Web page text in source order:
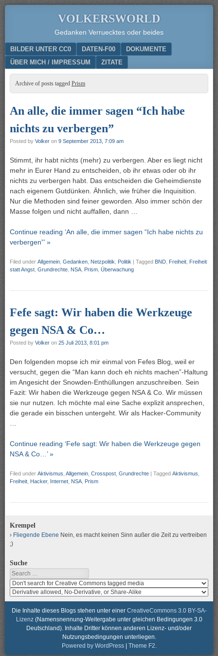
VOLKERSWORLD
Gedanken Verruecktes oder beides
Menu
SKIP TO CONTENT
BILDER UNTER CC0 DATEN-F00
DOKUMENTE
ÜBER MICH / IMPRESSUM
ZITATE
Archive of posts tagged Prism
An alle, die immer sagen “Ich habe
nichts zu verbergen”
Posted by Volker on 9 September 2013, 7:09 am
Stimmt, ihr habt nichts (mehr) zu verbergen. Aber es liegt nicht
mehr in Eurer Hand zu entscheiden, ob ihr etwas oder ob ihr
nichts zu verbergen habt. Das entscheiden die Geheimdienste
nach eigenem Gutdünken. Ähnlich, wie früher die Inquisition.
Nur die Methoden sind feiner geworden. Also immer schön der
Masse folgen und nicht auffallen, dann …
Continue reading ‘An alle, die immer sagen “Ich habe nichts zu
verbergen”’ »
Filed under Allgemein Gedanken Netzpolitik Politik | Tagged BND Freiheit Freiheit
statt Angst Grundrechte NSA Prism Überwachung
Fefe sagt: Wir haben die Werkzeuge
gegen NSA & Co…
Posted by Volker on 25 Juli 2013, 8:01 pm
Den folgenden mopse ich mir einmal von Fefes Blog, weil er
versucht, gegen die “Man kann doch eh nichts machen”-Haltung
im Angesicht der Snowden-Enthüllungen anzuschreiben. Sein
Fazit: Wir haben die Werkzeuge gegen NSA & Co. Wir müssen
sie nur nutzen. Ich möchte mal eine Sache explizit ansprechen,
die gerade ein bisschen untergeht. Wir als Hacker-Community
Continue reading ‘Fefe sagt: Wir haben die Werkzeuge gegen
NSA & Co…’ »
Filed under Aktivismus Allgemein Crosspost Grundrechte | Tagged Aktivismus
Freiheit Hacker, Internet NSA Prism
Krempel
Fliegende Ebene Nein, es macht keinen Sinn außer die Zeit zu vertreiben
;)
Suche
Search
Search
media
for
usage
rights
search
media
for
modification
Die Inhalte dieses Blogs stehen unter einer CreativeCommons 3.0 BY-SA-
Lizenz(Namensnennung-Weitergabe unter gleichen Bedingungen 3.0
Deutschland). Inhalte Dritter können anderen Lizenz- und/oder
Nutzungsbedingungen unterliegen.
Powered by WordPress | Theme F2.